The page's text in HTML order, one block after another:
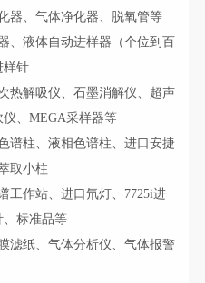
器、气体净化器、脱氧管等
、液体自动进样器（个位到百
样针
热解吸仪、石墨消解仪、超声
、MEGA采样器等
谱柱、液相色谱柱、进口安捷
取小柱
工作站、进口氘灯、7725i进
、标准品等
滤纸、气体分析仪、气体报警